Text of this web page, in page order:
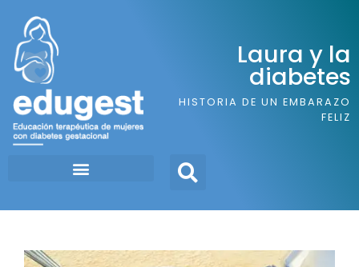
Laura y la
diabetes
HISTORIA DE UN EMBARAZO
FELIZ